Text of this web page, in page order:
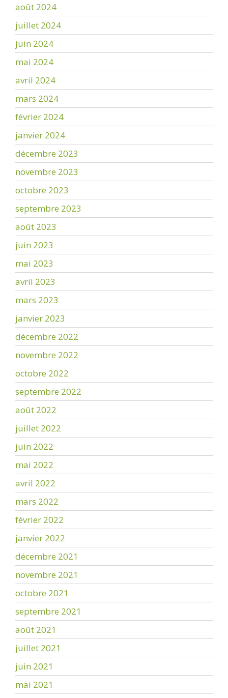
août 2024
juillet 2024
juin 2024
mai 2024
avril 2024
mars 2024
février 2024
janvier 2024
décembre 2023
novembre 2023
octobre 2023
septembre 2023
août 2023
juin 2023
mai 2023
avril 2023
mars 2023
janvier 2023
décembre 2022
novembre 2022
octobre 2022
septembre 2022
août 2022
juillet 2022
juin 2022
mai 2022
avril 2022
mars 2022
février 2022
janvier 2022
décembre 2021
novembre 2021
octobre 2021
septembre 2021
août 2021
juillet 2021
juin 2021
mai 2021